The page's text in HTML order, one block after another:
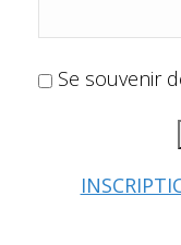
Se souvenir